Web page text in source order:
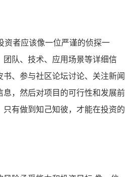
资者应该像一位严谨的侦探一
队、技术、应用场景等详细信
、参与社区论坛讨论、关注新闻
，然后对项目的可行性和发展前
有做到知己知彼，才能在投资的